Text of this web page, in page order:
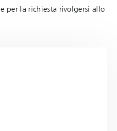
per la richiesta rivolgersi allo